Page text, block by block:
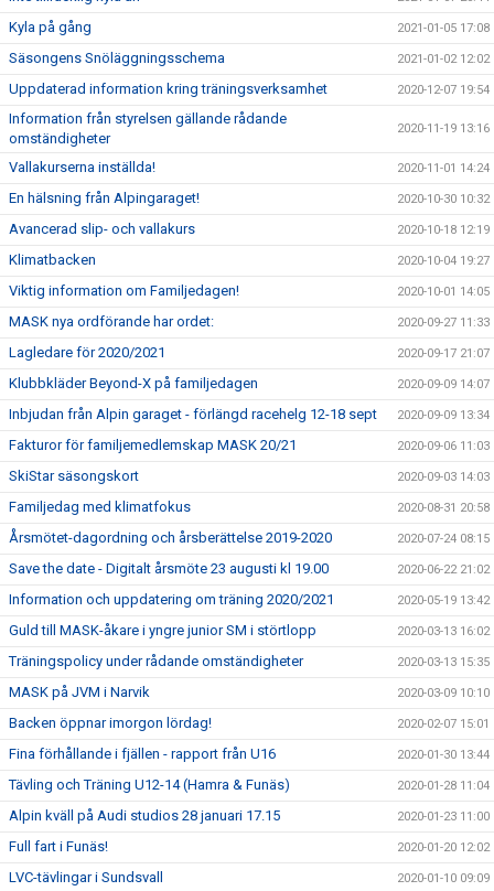
Kyla på gång 2021-01-05 17:08
Säsongens Snöläggningsschema 2021-01-02 12:02
Uppdaterad information kring träningsverksamhet 2020-12-07 19:54
Information från styrelsen gällande rådande
omständigheter
2020-11-19 13:16
Vallakurserna inställda! 2020-11-01 14:24
En hälsning från Alpingaraget! 2020-10-30 10:32
Avancerad slip- och vallakurs 2020-10-18 12:19
Klimatbacken 2020-10-04 19:27
Viktig information om Familjedagen! 2020-10-01 14:05
MASK nya ordförande har ordet: 2020-09-27 11:33
Lagledare för 2020/2021 2020-09-17 21:07
Klubbkläder Beyond-X på familjedagen 2020-09-09 14:07
Inbjudan från Alpin garaget - förlängd racehelg 12-18 sept 2020-09-09 13:34
Fakturor för familjemedlemskap MASK 20/21 2020-09-06 11:03
SkiStar säsongskort 2020-09-03 14:03
Familjedag med klimatfokus 2020-08-31 20:58
Årsmötet-dagordning och årsberättelse 2019-2020 2020-07-24 08:15
Save the date - Digitalt årsmöte 23 augusti kl 19.00 2020-06-22 21:02
Information och uppdatering om träning 2020/2021 2020-05-19 13:42
Guld till MASK-åkare i yngre junior SM i störtlopp 2020-03-13 16:02
Träningspolicy under rådande omständigheter 2020-03-13 15:35
MASK på JVM i Narvik 2020-03-09 10:10
Backen öppnar imorgon lördag! 2020-02-07 15:01
Fina förhållande i fjällen - rapport från U16 2020-01-30 13:44
Tävling och Träning U12-14 (Hamra & Funäs) 2020-01-28 11:04
Alpin kväll på Audi studios 28 januari 17.15 2020-01-23 11:00
Full fart i Funäs! 2020-01-20 12:02
LVC-tävlingar i Sundsvall 2020-01-10 09:09